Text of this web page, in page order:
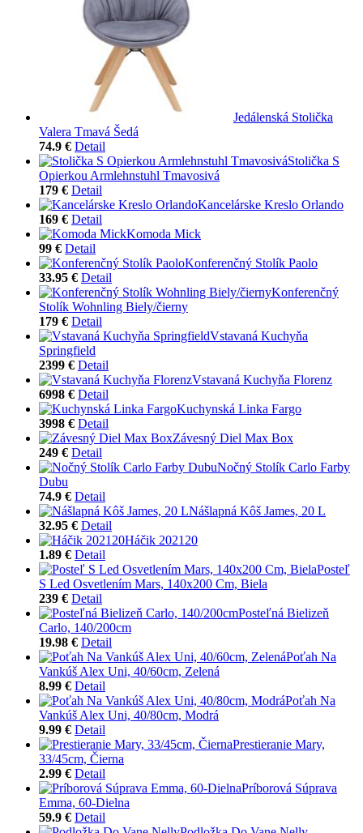
Jedálenská Stolička
Valera Tmavá Šedá
74.9 € Detail
Stolička S
Opierkou Armlehnstuhl Tmavosivá
179 € Detail
Kancelárske Kreslo Orlando
169 € Detail
Komoda Mick
99 € Detail
Konferenčný Stolík Paolo
33.95 € Detail
Konferenčný
Stolík Wohnling Biely/čierny
179 € Detail
Vstavaná Kuchyňa
Springfield
2399 € Detail
Vstavaná Kuchyňa Florenz
6998 € Detail
Kuchynská Linka Fargo
3998 € Detail
Závesný Diel Max Box
249 € Detail
Nočný Stolík Carlo Farby
Dubu
74.9 € Detail
Nášlapná Kôš James, 20 L
32.95 € Detail
Háčik 202120
1.89 € Detail
Posteľ
S Led Osvetlením Mars, 140x200 Cm, Biela
239 € Detail
Posteľná Bielizeň
Carlo, 140/200cm
19.98 € Detail
Poťah Na
Vankúš Alex Uni, 40/60cm, Zelená
8.99 € Detail
Poťah Na
Vankúš Alex Uni, 40/80cm, Modrá
9.99 € Detail
Prestieranie Mary,
33/45cm, Čierna
2.99 € Detail
Príborová Súprava
Emma, 60-Dielna
59.9 € Detail